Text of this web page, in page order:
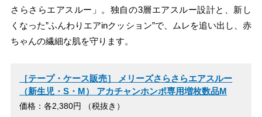
さらさらエアスルー」。独自の3層エアスルー設計と、新し
くなった”ふんわりエアinクッション”で、ムレを追い出し、赤
ちゃんの繊細な肌を守ります。
［テープ・ケース販売］ メリーズさらさらエアスルー
（新生児・S・M） アカチャンホンポ専用増枚数品M
価格：各2,380円 （税抜き）